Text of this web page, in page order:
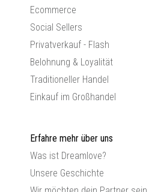
Ecommerce
Social Sellers
Privatverkauf - Flash
Belohnung & Loyalität
Traditioneller Handel
Einkauf im Großhandel
Erfahre mehr über uns
Was ist Dreamlove?
Unsere Geschichte